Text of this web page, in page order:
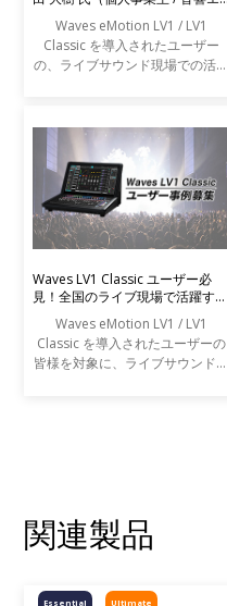
ンジニア）
Waves eMotion LV1 / LV1
Classic を導入されたユーザー
の、ライブサウンド現場での活用
Waves LV1 Classic ユーザー必
見！全国のライブ現場で活躍する
Waves eMotion LV1 / LV1
Classic を導入されたユーザーの
皆様を対象に、ライブサウンドの
関連製品
Ultimate
Essential